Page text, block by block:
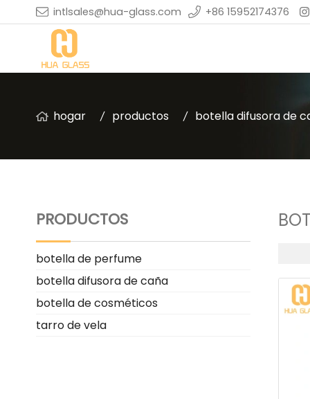
intlsales@hua-glass.com +86 15952174376
hogar productos botella difusora de
PRODUCTOS
botella de perfume
botella difusora de caña
botella de cosméticos
tarro de vela